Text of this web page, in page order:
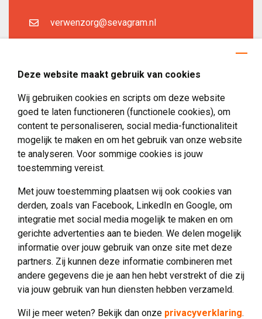
Deze website maakt gebruik van cookies
Wij gebruiken cookies en scripts om deze website
goed te laten functioneren (functionele cookies), om
content te personaliseren, social media-functionaliteit
mogelijk te maken en om het gebruik van onze website
te analyseren. Voor sommige cookies is jouw
toestemming vereist.
Met jouw toestemming plaatsen wij ook cookies van
derden, zoals van Facebook, LinkedIn en Google, om
integratie met social media mogelijk te maken en om
gerichte advertenties aan te bieden. We delen mogelijk
informatie over jouw gebruik van onze site met deze
partners. Zij kunnen deze informatie combineren met
andere gegevens die je aan hen hebt verstrekt of die zij
via jouw gebruik van hun diensten hebben verzameld.
Wil je meer weten? Bekijk dan onze privacyverklaring.
verwenzorg@sevagram.nl
Over Sevagram Verwenzorg
Over ons
Verwenzorg
Activiteiten
Nieuws
Doneren
Vrienden van Verwenzorg
Vrijwilliger worden
Welzijn Privacy Disclaimer